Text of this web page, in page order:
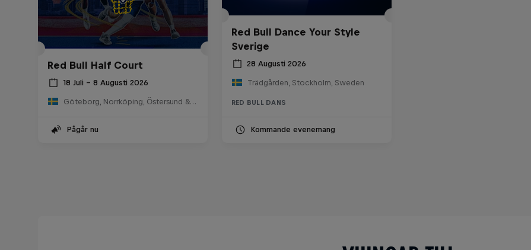
Red Bull Half Court
18 Juli – 8 Augusti 2026
Göteborg, Norrköping, Östersund & Stockholm, Sweden
Pågår nu
Red Bull Dance Your Style
Sverige
28 Augusti 2026
Trädgården, Stockholm, Sweden
RED BULL DANS
Kommande evenemang